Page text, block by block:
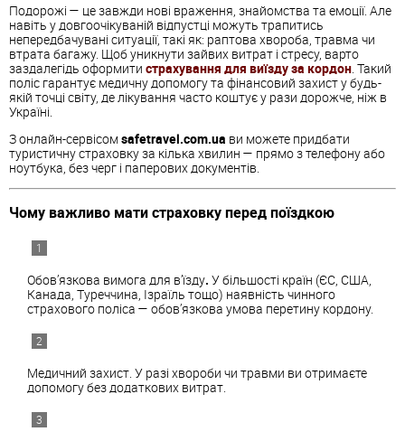
Подорожі — це завжди нові враження, знайомства та емоції. Але
навіть у довгоочікуваній відпустці можуть трапитись
непередбачувані ситуації, такі як: раптова хвороба, травма чи
втрата багажу. Щоб уникнути зайвих витрат і стресу, варто
заздалегідь оформити страхування для виїзду за кордон. Такий
поліс гарантує медичну допомогу та фінансовий захист у будь-
якій точці світу, де лікування часто коштує у рази дорожче, ніж в
Україні.
З онлайн-сервісомsafetravel.com.ua ви можете придбати
туристичну страховку за кілька хвилин — прямо з телефону або
ноутбука, без черг і паперових документів.
Чому важливо мати страховку перед поїздкою
Обов’язкова вимога для в’їзду. У більшості країн (ЄС, США,
Канада, Туреччина, Ізраїль тощо) наявність чинного
страхового поліса — обов’язкова умова перетину кордону.
Медичний захист. У разі хвороби чи травми ви отримаєте
допомогу без додаткових витрат.